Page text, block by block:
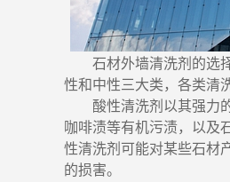
石材外墙清洗剂的选
性和中性三大类，各类清
酸性清洗剂以其强力
咖啡渍等有机污渍，以及
性清洗剂可能对某些石材
的损害。